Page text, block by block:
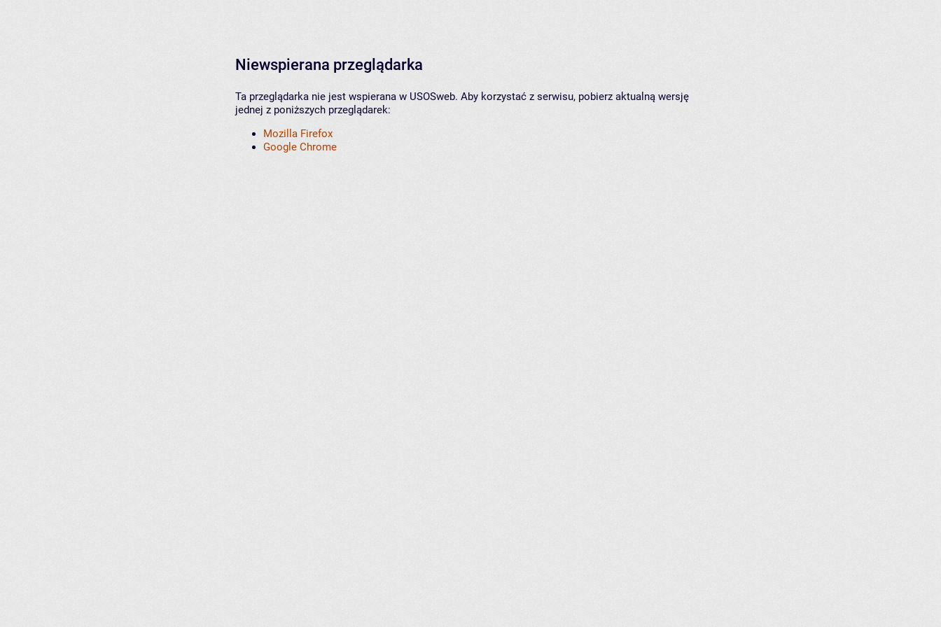
Niewspierana przeglądarka
Ta przeglądarka nie jest wspierana w USOSweb. Aby korzystać z serwisu, pobierz aktualną wersję
jednej z poniższych przeglądarek:
Mozilla Firefox
Google Chrome